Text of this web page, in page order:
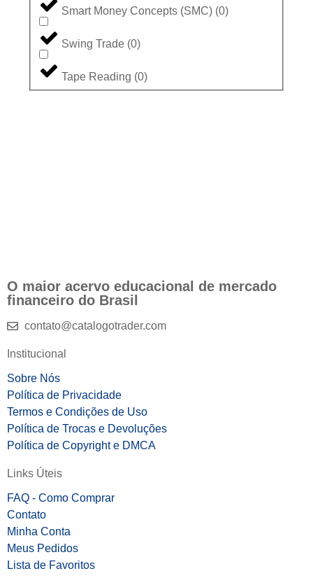
Smart Money Concepts (SMC) (0)
Swing Trade (0)
Tape Reading (0)
O maior acervo educacional de mercado
financeiro do Brasil
contato@catalogotrader.com
Institucional
Sobre Nós
Política de Privacidade
Termos e Condições de Uso
Política de Trocas e Devoluções
Política de Copyright e DMCA
Links Úteis
FAQ - Como Comprar
Contato
Minha Conta
Meus Pedidos
Lista de Favoritos